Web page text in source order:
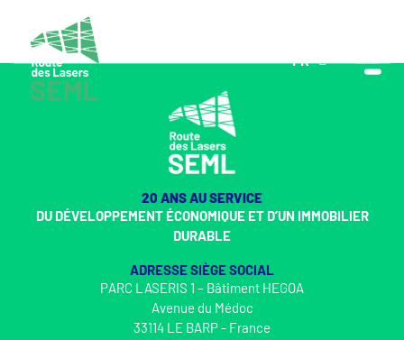
FR
EN
20 ANS AU SERVICE
DU DÉVELOPPEMENT ÉCONOMIQUE ET D’UN IMMOBILIER
DURABLE
ADRESSE SIÈGE SOCIAL
PARC LASERIS 1 – Bâtiment HEGOA
Avenue du Médoc
33114 LE BARP - France